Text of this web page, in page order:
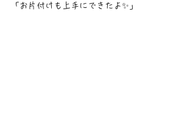
「お片付けも上手にできたよ✨」